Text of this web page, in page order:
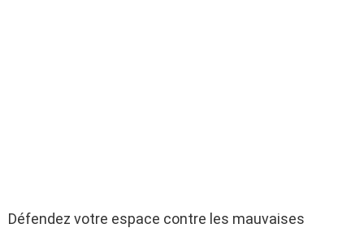
Défendez votre espace contre les mauvaises